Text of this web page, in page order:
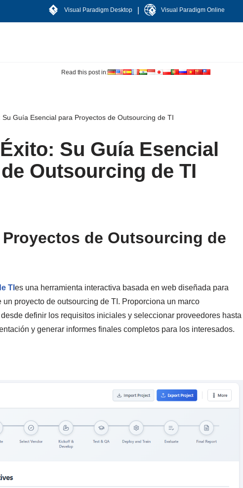
Visual Paradigm Desktop Visual Paradigm Online
Read this post in:
Guía Esencial para Proyectos de Outsourcing de TI
Su Guía Esencial
Outsourcing de TI
de Outsourcing de
TI es una herramienta interactiva basada en web diseñada para
proyecto de outsourcing de TI. Proporciona un marco
definir los requisitos iniciales y seleccionar proveedores hasta
y generar informes finales completos para los interesados.